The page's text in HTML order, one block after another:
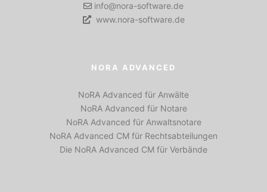
info@nora-software.de
www.nora-software.de
NORA ADVANCED
NoRA Advanced für Anwälte
NoRA Advanced für Notare
NoRA Advanced für Anwaltsnotare
NoRA Advanced CM für Rechtsabteilungen
Die NoRA Advanced CM für Verbände